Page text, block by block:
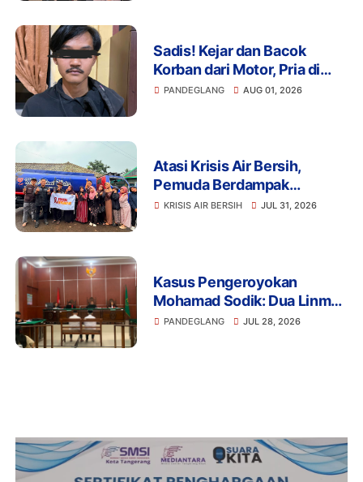
Sadis! Kejar dan Bacok
Korban dari Motor, Pria di
Pandeglang Diciduk Polisi
PANDEGLANG AUG 01, 2026
Atasi Krisis Air Bersih,
Pemuda Berdampak
Kerahkan 4 Tangki Air untuk
KRISIS AIR BERSIH JUL 31, 2026
Kasus Pengeroyokan
Mohamad Sodik: Dua Linmas
Pandeglang Diganjar 5 Bulan
PANDEGLANG JUL 28, 2026